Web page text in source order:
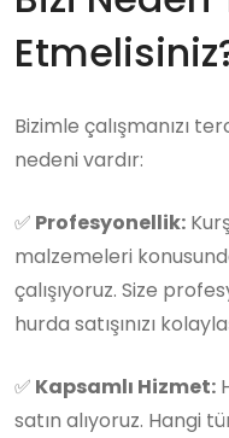
Bizimle çalışmanızı
nedeni vardır:
✅ Profesyonellik:
malzemeleri
çalışıyoruz. Size
hurda satışınızı
✅ Kapsamlı Hizmet:
satın alıyoruz. Hangi